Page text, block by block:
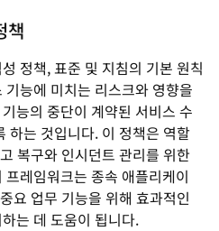
책
정책, 표준 및 지침의 기본 원칙
능에 미치는 리스크와 영향을
능의 중단이 계약된 서비스 수
하는 것입니다. 이 정책은 역할
복구와 인시던트 관리를 위한
레임워크는 종속 애플리케이
요 업무 기능을 위해 효과적인
는 데 도움이 됩니다.